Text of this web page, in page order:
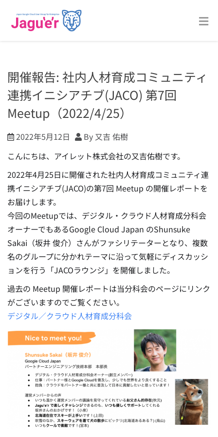
開催報告: 社内人材育成コミュニティ
連携イニシアチブ(JACO) 第7回
Meetup（2022/4/25）
2022年5月12日
By 又吉 佑樹
こんにちは、アイレット株式会社の又吉佑樹です。
2022年4月25日に開催された社内人材育成コミュニティ連
携イニシアチブ(JACO)の第7回 Meetup の開催レポートを
お届けします。
今回のMeetupでは、デジタル・クラウド人材育成分科会
オーナーでもあるGoogle Cloud Japan のShunsuke
Sakai（坂井 俊介）さんがファシリテーターとなり、複数
名のグループに分かれテーマに沿って気軽にディスカッシ
ョンを行う「JACOラウンジ」を開催しました。
過去の Meetup 開催レポートは当分科会のページにリンク
がございますのでご覧ください。
デジタル／クラウド人材育成分科会